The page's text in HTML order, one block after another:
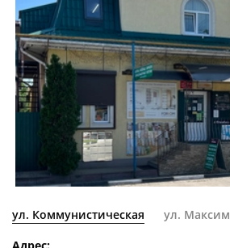
ул. Коммунистическая ул.